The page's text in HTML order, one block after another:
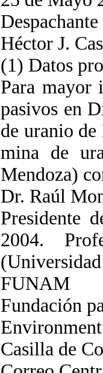
Héctor J.
(1) Datos
Para mayor
pasivos en
de uranio
mina de
Mendoza)
Dr. Raúl
Presidente
2004.
FUNAM
Fundación
Casilla de